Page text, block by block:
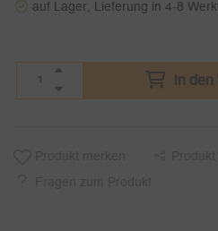
auf Lager, Lieferung in 4-8
in